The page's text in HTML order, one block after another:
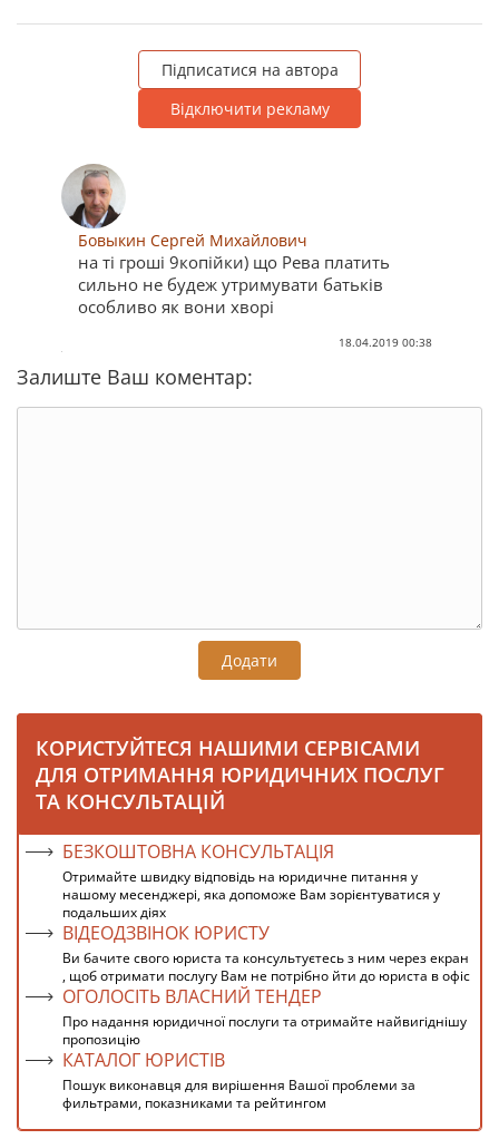
Підписатися на автора
Відключити рекламу
Бовыкин Сергей Михайлович
на ті гроші 9копійки) що Рева платить
сильно не будеж утримувати батьків
особливо як вони хворі
18.04.2019 00:38
Залиште Ваш коментар:
Додати
КОРИСТУЙТЕСЯ НАШИМИ СЕРВІСАМИ
ДЛЯ ОТРИМАННЯ ЮРИДИЧНИХ ПОСЛУГ
ТА КОНСУЛЬТАЦІЙ
БЕЗКОШТОВНА КОНСУЛЬТАЦІЯ
Отримайте швидку відповідь на юридичне питання у
нашому месенджері, яка допоможе Вам зорієнтуватися у
подальших діях
ВІДЕОДЗВІНОК ЮРИСТУ
Ви бачите свого юриста та консультуєтесь з ним через екран
, щоб отримати послугу Вам не потрібно йти до юриста в офіс
ОГОЛОСІТЬ ВЛАСНИЙ ТЕНДЕР
Про надання юридичної послуги та отримайте найвигіднішу
пропозицію
КАТАЛОГ ЮРИСТІВ
Пошук виконавця для вирішення Вашої проблеми за
фильтрами, показниками та рейтингом